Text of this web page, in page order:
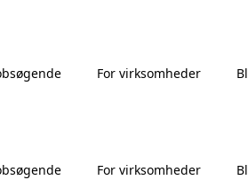
For virksomheder
For virksomheder